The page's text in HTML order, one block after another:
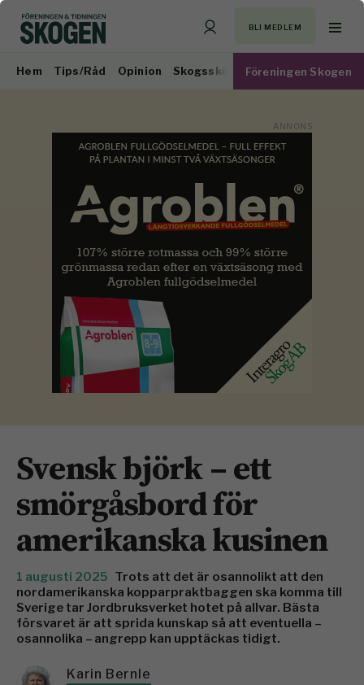
BLI MEDLEM
Hem Tips/Råd Opinion Skogsskötsel Virkesmarknad
Föreningen Skogen
Svensk björk – ett
smörgåsbord för
amerikanska kusinen
1 augusti 2025 Trots att det är osannolikt att den
nordamerikanska kopparpraktbaggen ska komma till
Sverige tar Jordbruksverket hotet på allvar. Bästa
försvaret är att sprida kunskap så att eventuella –
osannolika – angrepp kan upptäckas tidigt.
Karin Bernle